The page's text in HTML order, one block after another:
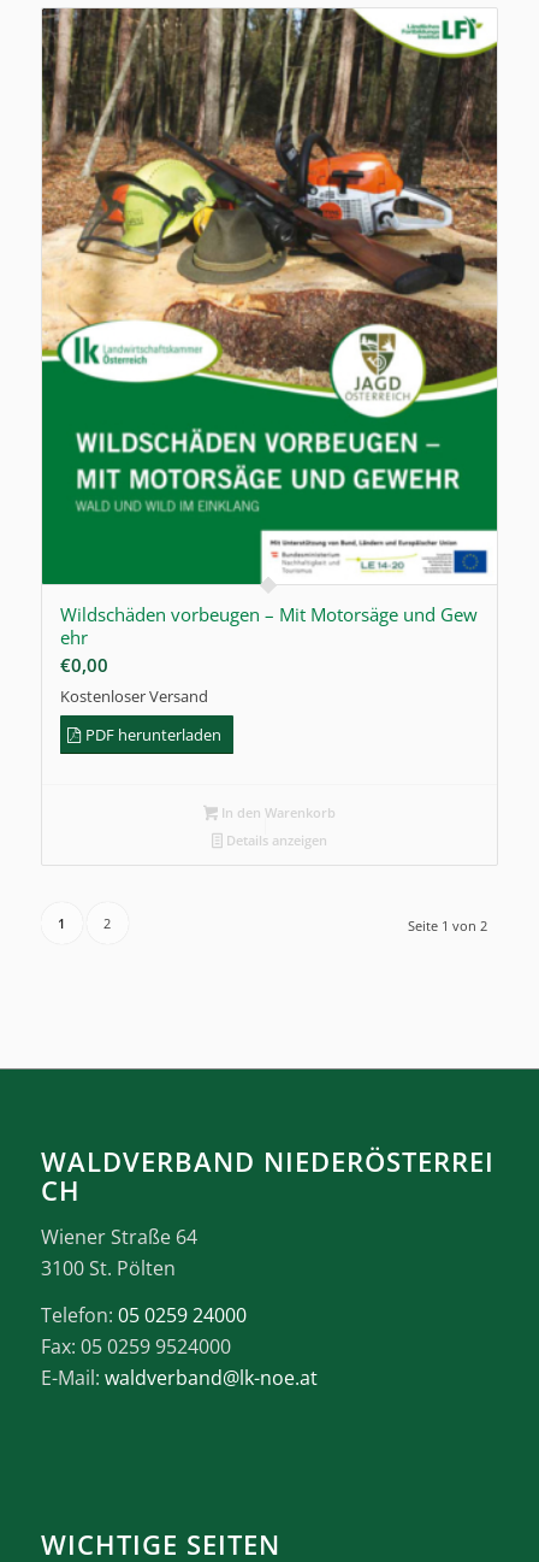
Wildschäden vorbeugen – Mit Motorsäge und Gew
ehr
€0,00
Kostenloser Versand
PDF herunterladen
In den Warenkorb
Details anzeigen
Seite 1 von 2
1 2
WALDVERBAND NIEDERÖSTERREI
CH
Wiener Straße 64
3100 St. Pölten
Telefon: 05 0259 24000
Fax: 05 0259 9524000
E-Mail: waldverband@lk-noe.at
WICHTIGE SEITEN